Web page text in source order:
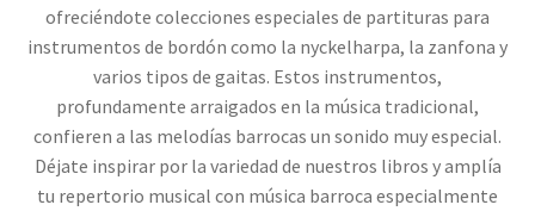
ofreciéndote colecciones especiales de partituras para
instrumentos de bordón como la nyckelharpa, la zanfona y
varios tipos de gaitas. Estos instrumentos,
profundamente arraigados en la música tradicional,
confieren a las melodías barrocas un sonido muy especial.
Déjate inspirar por la variedad de nuestros libros y amplía
tu repertorio musical con música barroca especialmente